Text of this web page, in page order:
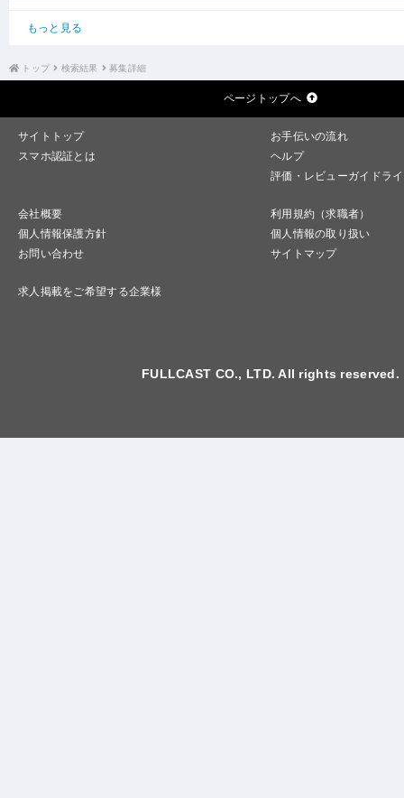
もっと見る
トップ 検索結果 募集詳細
ページトップへ
サイトトップ
お手伝いの流れ
スマホ認証とは
ヘルプ
評価・レビューガイドラ
会社概要
利用規約（求職者）
個人情報保護方針
個人情報の取り扱い
お問い合わせ
サイトマップ
求人掲載をご希望する企業様
FULLCAST CO., LTD. All rights reserved.